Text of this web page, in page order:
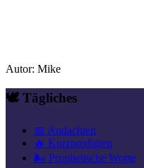
Autor: Mike
🕊️ Tägliches
📅 Andachten
🔥 Kurzpredigten
🌬️ Prophetische Worte